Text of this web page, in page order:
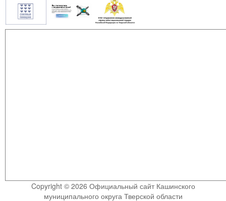
Copyright © 2026 Официальный сайт Кашинского
муниципального округа Тверской области